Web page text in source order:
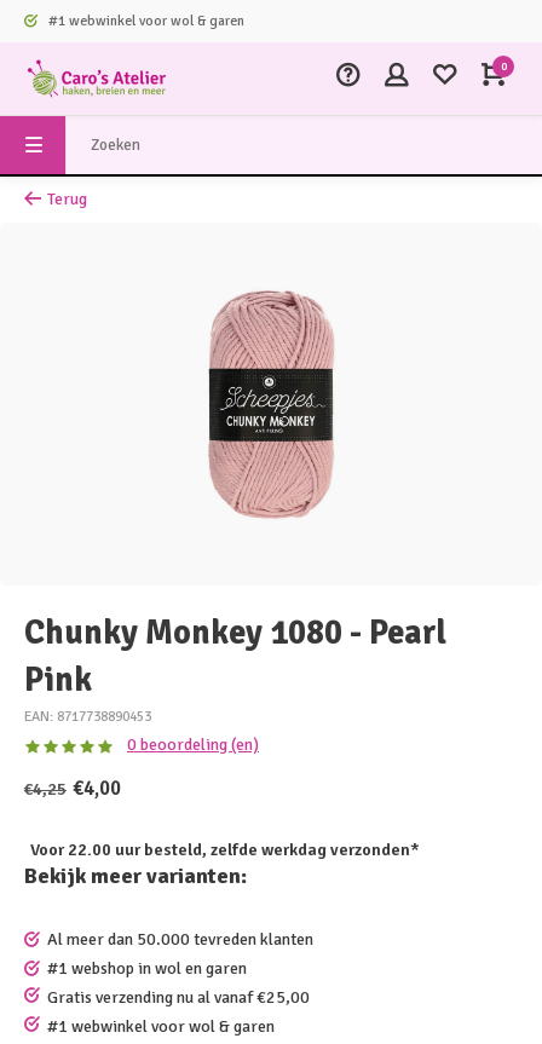
#1 webwinkel voor wol & garen
0
Terug
Chunky Monkey 1080 - Pearl
Pink
EAN: 8717738890453
0 beoordeling (en)
€4,25 €4,00
Voor 22.00 uur besteld, zelfde werkdag verzonden*
Bekijk meer varianten:
Al meer dan 50.000 tevreden klanten
#1 webshop in wol en garen
Gratis verzending nu al vanaf €25,00
#1 webwinkel voor wol & garen